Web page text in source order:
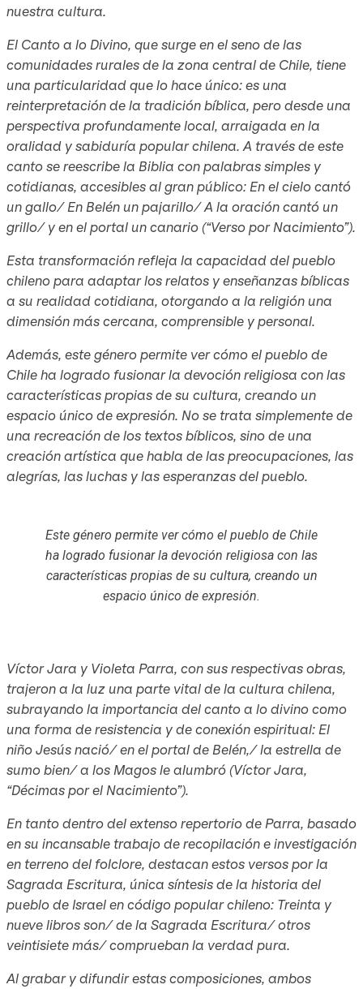
nuestra cultura.
El Canto a lo Divino, que surge en el seno de las
comunidades rurales de la zona central de Chile, tiene
una particularidad que lo hace único: es una
reinterpretación de la tradición bíblica, pero desde una
perspectiva profundamente local, arraigada en la
oralidad y sabiduría popular chilena. A través de este
canto se reescribe la Biblia con palabras simples y
cotidianas, accesibles al gran público: En el cielo cantó
un gallo/ En Belén un pajarillo/ A la oración cantó un
grillo/ y en el portal un canario (“Verso por Nacimiento”).
Esta transformación refleja la capacidad del pueblo
chileno para adaptar los relatos y enseñanzas bíblicas
a su realidad cotidiana, otorgando a la religión una
dimensión más cercana, comprensible y personal.
Además, este género permite ver cómo el pueblo de
Chile ha logrado fusionar la devoción religiosa con las
características propias de su cultura, creando un
espacio único de expresión. No se trata simplemente de
una recreación de los textos bíblicos, sino de una
creación artística que habla de las preocupaciones, las
alegrías, las luchas y las esperanzas del pueblo.
Este género permite ver cómo el pueblo de Chile
ha logrado fusionar la devoción religiosa con las
características propias de su cultura, creando un
espacio único de expresión.
Víctor Jara y Violeta Parra, con sus respectivas obras,
trajeron a la luz una parte vital de la cultura chilena,
subrayando la importancia del canto a lo divino como
una forma de resistencia y de conexión espiritual: El
niño Jesús nació/ en el portal de Belén,/ la estrella de
sumo bien/ a los Magos le alumbró (Víctor Jara,
“Décimas por el Nacimiento”).
En tanto dentro del extenso repertorio de Parra, basado
en su incansable trabajo de recopilación e investigación
en terreno del folclore, destacan estos versos por la
Sagrada Escritura, única síntesis de la historia del
pueblo de Israel en código popular chileno: Treinta y
nueve libros son/ de la Sagrada Escritura/ otros
veintisiete más/ comprueban la verdad pura.
Al grabar y difundir estas composiciones, ambos